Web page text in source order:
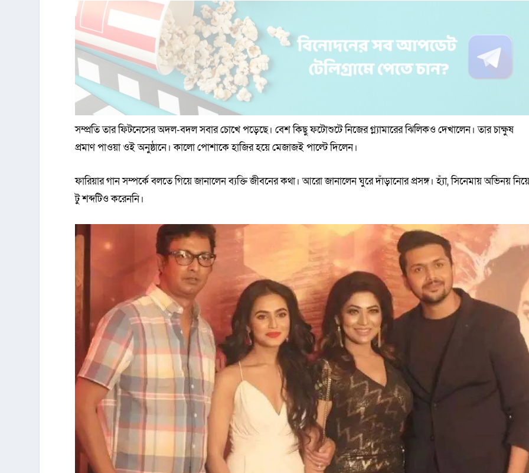
সম্প্রতি তার ফিটনেসের অদল-বদল সবার চোখে পড়েছে। বেশ কিছু ফটোশুটে নিজের গ্ল্যামারের ঝিলিকও দেখালেন। তার চাক্ষুষ
প্রমাণ পাওয়া ওই অনুষ্ঠানে। কালো পোশাকে হাজির হয়ে মেজাজই পাল্টে দিলেন।
ফারিয়ার গান সম্পর্কে বলতে গিয়ে জানালেন ব্যক্তি জীবনের কথা। আরো জানালেন ঘুরে দাঁড়ানোর প্রসঙ্গ। হ্যাঁ, সিনেমায় অভিনয়
টু শব্দটিও করেননি।